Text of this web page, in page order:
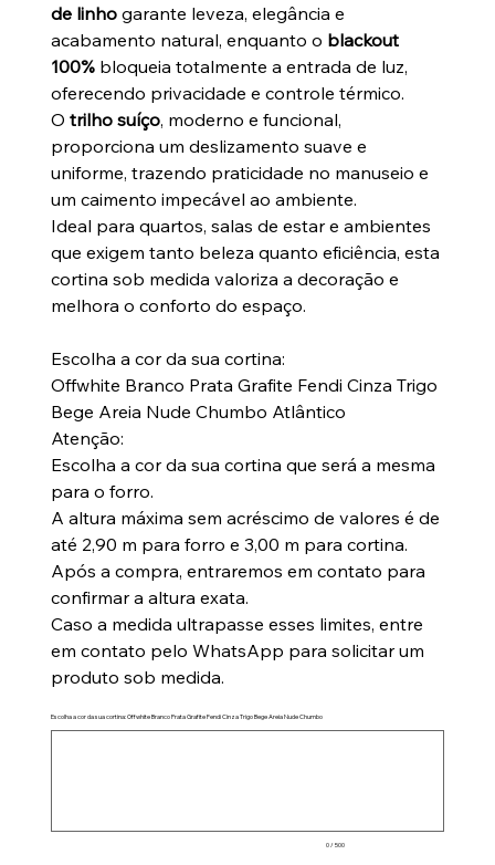
de linhogarante leveza, elegância e
acabamento natural, enquanto o blackout
100%bloqueia totalmente a entrada de luz,
oferecendo privacidade e controle térmico.
O trilho suíço, moderno e funcional,
proporciona um deslizamento suave e
uniforme, trazendo praticidade no manuseio e
um caimento impecável ao ambiente.
Ideal para quartos, salas de estar e ambientes
que exigem tanto beleza quanto eficiência, esta
cortina sob medida valoriza a decoração e
melhora o conforto do espaço.
Escolha a cor da sua cortina:
Offwhite Branco Prata Grafite Fendi Cinza Trigo
Bege Areia Nude Chumbo Atlântico
Atenção:
Escolha a cor da sua cortina que será a mesma
para o forro.
A altura máxima sem acréscimo de valores é de
até 2,90 m para forro e 3,00 m para cortina.
Após a compra, entraremos em contato para
confirmar a altura exata.
Caso a medida ultrapasse esses limites, entre
em contato pelo WhatsApp para solicitar um
produto sob medida.
Escolha a cor da sua cortina: Offwhite Branco Prata Grafite Fendi Cinza Trigo Bege Areia Nude Chumbo
0 / 500